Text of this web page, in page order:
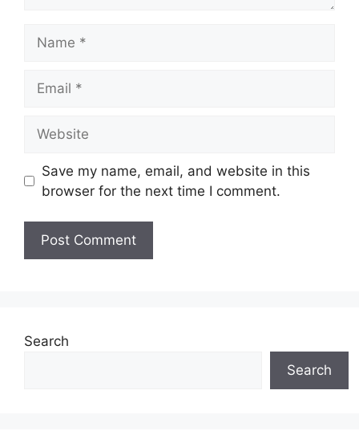
Save my name, email, and website in this
browser for the next time I comment.
Search
Search